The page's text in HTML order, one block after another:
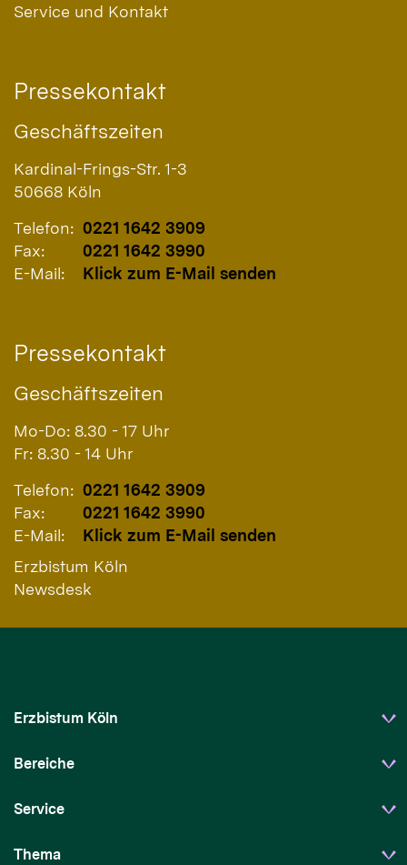
Service und Kontakt
Pressekontakt
Geschäftszeiten
Kardinal-Frings-Str. 1-3
50668 Köln
Telefon: 0221 1642 3909
Fax:
0221 1642 3990
E-Mail:
Klick zum E-Mail senden
Pressekontakt
Geschäftszeiten
Mo-Do: 8.30 - 17 Uhr
Fr: 8.30 - 14 Uhr
Telefon: 0221 1642 3909
Fax:
0221 1642 3990
E-Mail:
Klick zum E-Mail senden
Erzbistum Köln
Newsdesk
Erzbistum Köln
Bereiche
Service
Thema